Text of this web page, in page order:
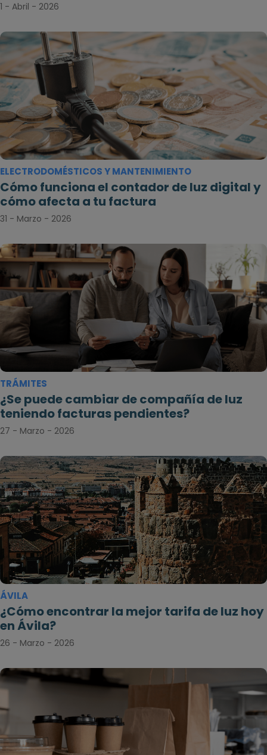
1 - Abril - 2026
ELECTRODOMÉSTICOS Y MANTENIMIENTO
Cómo funciona el contador de luz digital y
cómo afecta a tu factura
31 - Marzo - 2026
TRÁMITES
¿Se puede cambiar de compañía de luz
teniendo facturas pendientes?
27 - Marzo - 2026
ÁVILA
¿Cómo encontrar la mejor tarifa de luz hoy
en Ávila?
26 - Marzo - 2026